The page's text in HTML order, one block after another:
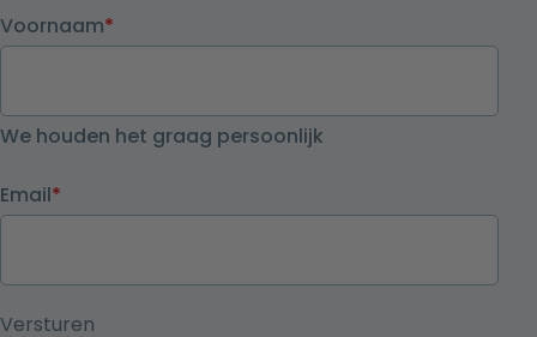
Voornaam*
We houden het graag persoonlijk
Email*